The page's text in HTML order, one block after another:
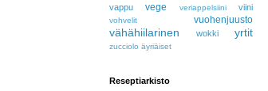
vappu
vege veriappelsiini viini
vohvelit vuohenjuusto
vähähiilarinen wokki yrtit
zucciolo äyriäiset
Reseptiarkisto